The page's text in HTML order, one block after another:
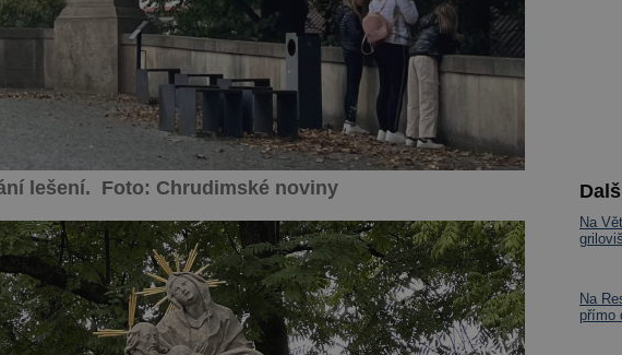
lešení. Foto: Chrudimské noviny
Na
Na
přímo